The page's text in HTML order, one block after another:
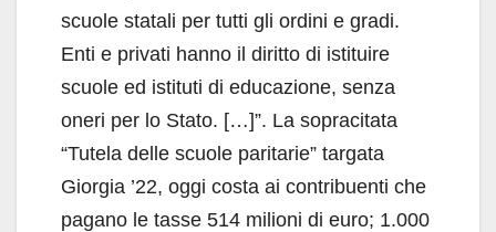
scuole statali per tutti gli ordini e gradi.
Enti e privati hanno il diritto di istituire
scuole ed istituti di educazione, senza
oneri per lo Stato. […]”. La sopracitata
“Tutela delle scuole paritarie” targata
Giorgia ’22, oggi costa ai contribuenti che
pagano le tasse 514 milioni di euro; 1.000